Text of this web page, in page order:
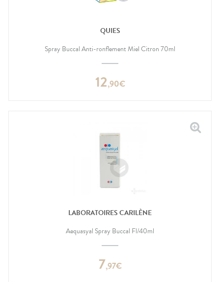
QUIES
Spray Buccal Anti-ronflement Miel Citron 70ml
12,90€
LABORATOIRES CARILÈNE
Aequasyal Spray Buccal Fl/40ml
7,97€